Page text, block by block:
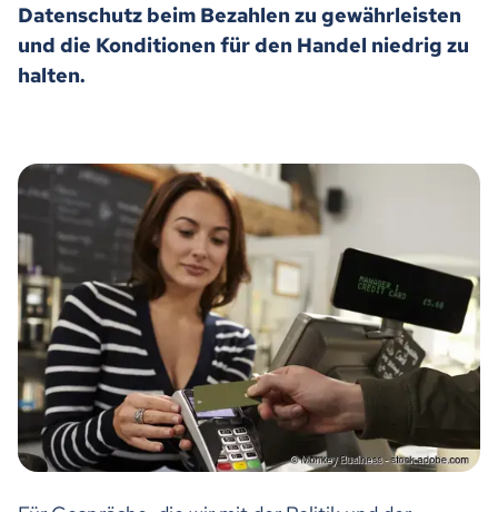
Datenschutz beim Bezahlen zu gewährleisten
und die Konditionen für den Handel niedrig zu
halten.